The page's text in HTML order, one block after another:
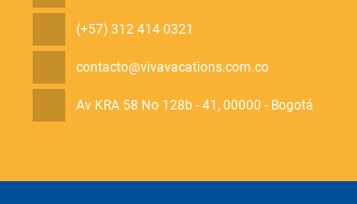
(+57) 312 414 0321
contacto@vivavacations.com.co
Av KRA 58 No 128b - 41 , 00000 - Bogotá